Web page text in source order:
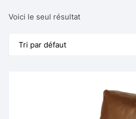
Voici le seul résultat